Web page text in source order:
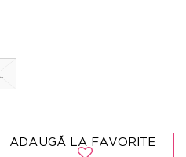
ADAUGĂ LA FAVORITE